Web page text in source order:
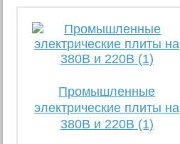
Промышленные
электрические плиты на
380В и 220В (1)